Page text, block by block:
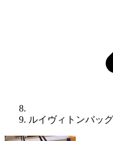
ルイヴィトンバッ